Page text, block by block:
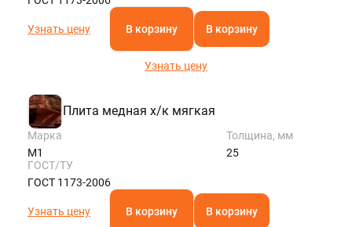
Узнать цену В корзину В корзину
Узнать цену
Плита медная х/к мягкая
Марка
М1
Толщина, мм
25
ГОСТ/ТУ
ГОСТ 1173-2006
Узнать цену В корзину В корзину